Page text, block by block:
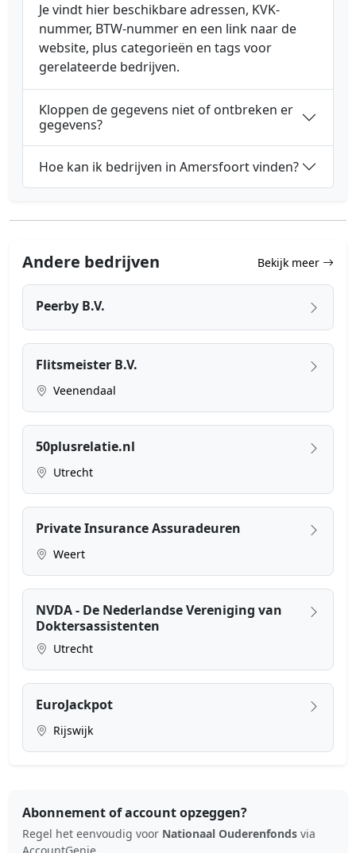
Je vindt hier beschikbare adressen, KVK-
nummer, BTW-nummer en een link naar de
website, plus categorieën en tags voor
gerelateerde bedrijven.
Kloppen de gegevens niet of ontbreken er
gegevens?
Hoe kan ik bedrijven in Amersfoort vinden?
Andere bedrijven Bekijk meer
Peerby B.V.
Flitsmeister B.V.
Veenendaal
50plusrelatie.nl
Utrecht
Private Insurance Assuradeuren
Weert
NVDA - De Nederlandse Vereniging van
Doktersassistenten
Utrecht
EuroJackpot
Rijswijk
Abonnement of account opzeggen?
Regel het eenvoudig voor Nationaal Ouderenfonds via